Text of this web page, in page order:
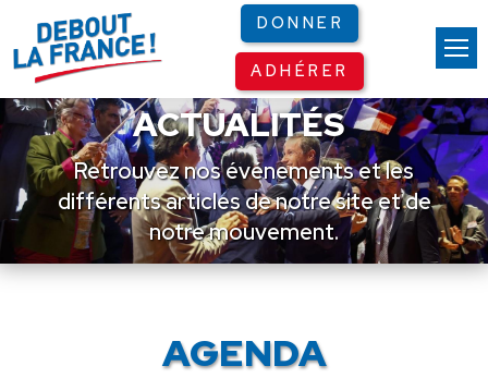
DONNER
ADHÉRER
ACTUALITÉS
Retrouvez nos événements et les
différents articles de notre site et de
notre mouvement.
AGENDA
Panneau de gestion des cookies